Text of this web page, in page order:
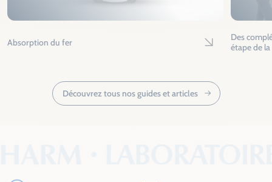
Absorption du fer Lire l'article
Des
étape de
Découvrez tous nos guides et articles